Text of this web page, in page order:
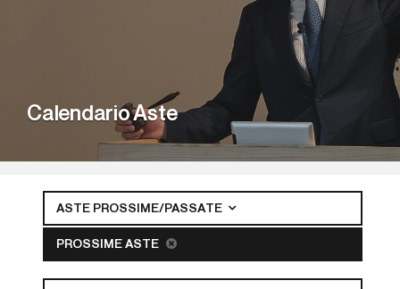
Calendario Aste
ASTE PROSSIME/PASSATE
PROSSIME ASTE